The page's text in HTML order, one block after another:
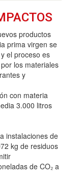
productos
prima virgen se
el proceso es
los materiales
y
con materia
3.000 litros
instalaciones de
kg de residuos
de CO₂ a